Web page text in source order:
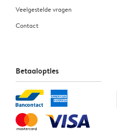
Veelgestelde vragen
Contact
Betaalopties